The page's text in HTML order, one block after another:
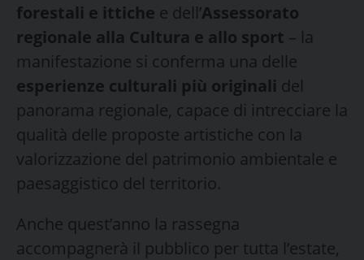
forestali e ittiche e dell’Assessorato
regionale alla Cultura e allo sport – la
manifestazione si conferma una delle
esperienze culturali più originali del
panorama regionale, capace di intrecciare la
qualità delle proposte artistiche con la
valorizzazione del patrimonio ambientale e
paesaggistico del territorio.
Anche quest’anno la rassegna
accompagnerà il pubblico per tutta l’estate,